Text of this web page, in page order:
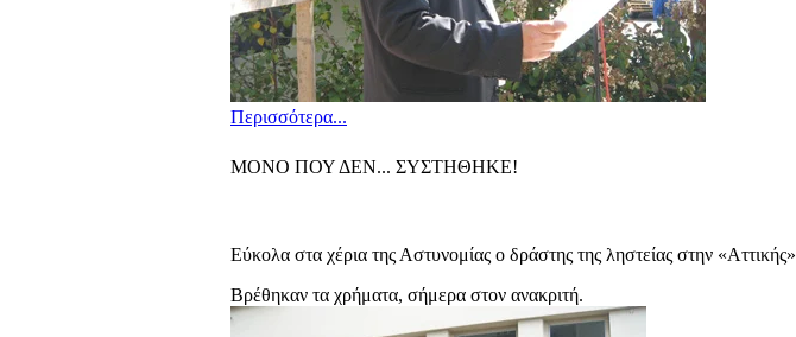
Περισσότερα...
ΜΟΝΟ ΠΟΥ ΔΕΝ... ΣΥΣΤΗΘΗΚΕ!
Εύκολα στα χέρια της Αστυνομίας ο δράστης της ληστείας στην «Αττικής»
Βρέθηκαν τα χρήματα, σήμερα στον ανακριτή.